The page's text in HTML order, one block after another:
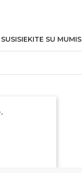
SUSISIEKITE SU MUMIS